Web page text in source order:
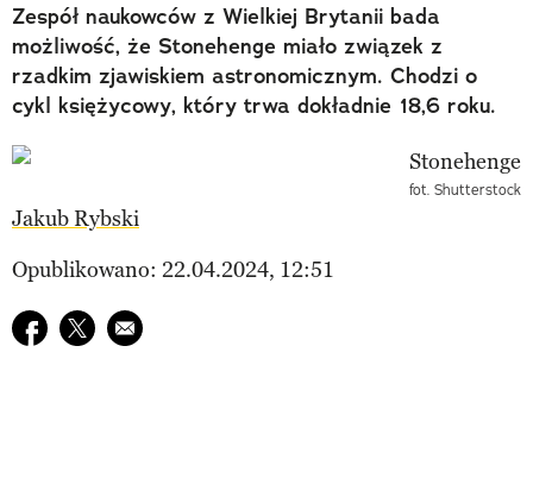
Zespół naukowców z Wielkiej Brytanii bada
możliwość, że Stonehenge miało związek z
rzadkim zjawiskiem astronomicznym. Chodzi o
cykl księżycowy, który trwa dokładnie 18,6 roku.
fot. Shutterstock
Jakub Rybski
Opublikowano: 22.04.2024, 12:51
Udostępnij na facebook
Udostępnij na twitter
E-mail do przyjaciela